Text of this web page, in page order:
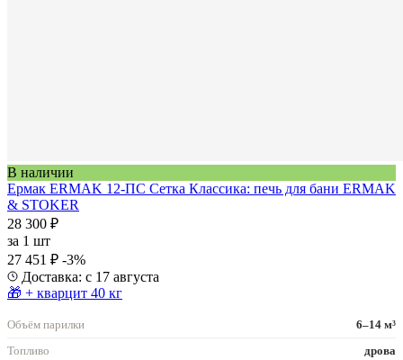
В наличии
Ермак ERMAK 12-ПС Сетка Классика: печь для бани ERMAK
& STOKER
28 300 ₽
за 1 шт
27 451 ₽ -3%
Доставка: с 17 августа
🎁 + кварцит 40 кг
Объём парилки
6–14 м³
Топливо
дрова